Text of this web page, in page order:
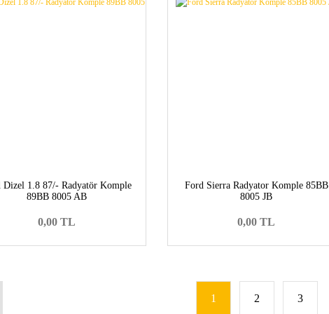
Dizel 1.8 87/- Radyatör Komple
89BB 8005 AB
0,00 TL
Ford Sierra Radyator Komple 85BB
8005 JB
0,00 TL
1 2 3